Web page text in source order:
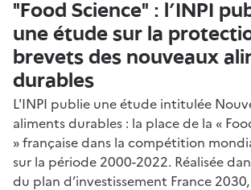
"Food Science" : l'INPI
une étude sur la
brevets des nouveaux
durables
L'INPI publie une étude intitulée
aliments durables : la place de la «
» française dans la compétition
sur la période 2000-2022. Réalisée
du plan d’investissement France